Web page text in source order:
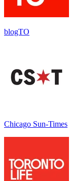
blogTO
Chicago Sun-Times